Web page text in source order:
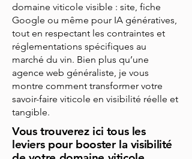
domaine viticole visible : site, fiche
Google ou même pour IA génératives,
tout en respectant les contraintes et
réglementations spécifiques au
marché du vin. Bien plus qu’une
agence web généraliste, je vous
montre comment transformer votre
savoir-faire viticole en visibilité réelle et
tangible.
Vous trouverez ici tous les
leviers pour booster la visibilité